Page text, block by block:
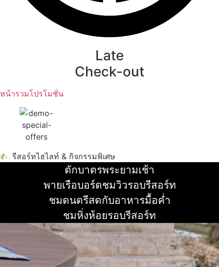
Late
Check-out
หน้ารวมโปรโมชั่น
รีสอร์ทไฮไลท์ & กิจกรรมพิเศษ
ตักบาตรพระยามเช้า
อ่านเพิ่ม
พายเรือบอร์ดชมวิวรอบรีสอร์ท
อ่านเพิ่ม
ชมดนตรีสดกับอาหารมื้อค่ำ
อ่านเพิ่ม
ชมหิ่งห้อยรอบรีสอร์ท
อ่านเพิ่ม